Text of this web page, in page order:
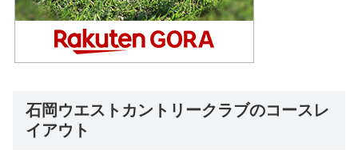
石岡ウエストカントリークラブのコースレ
イアウト